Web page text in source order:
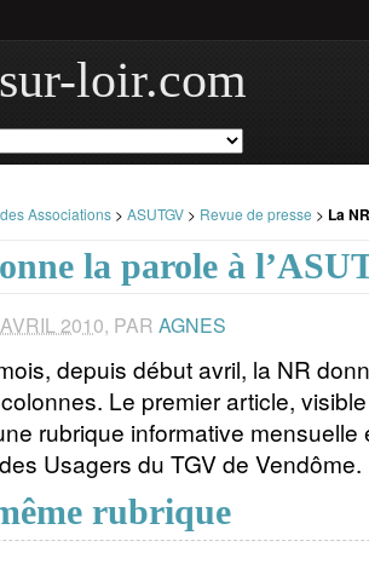
loir.com
Associations > ASUTGV > Revue de presse > La
la parole à
2010, PAR AGNES
depuis début avril, la NR
Le premier article,
rubrique informative
Usagers du TGV de Vendôme.
rubrique